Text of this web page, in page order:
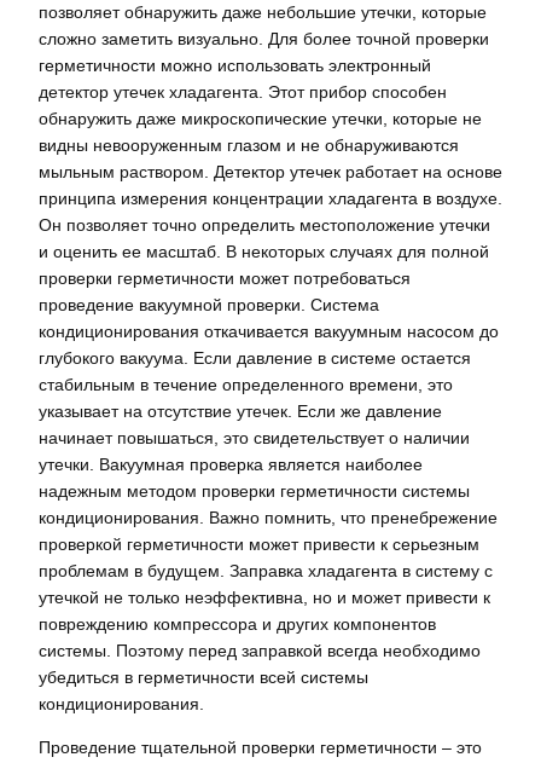
позволяет обнаружить даже небольшие утечки, которые
сложно заметить визуально. Для более точной проверки
герметичности можно использовать электронный
детектор утечек хладагента. Этот прибор способен
обнаружить даже микроскопические утечки, которые не
видны невооруженным глазом и не обнаруживаются
мыльным раствором. Детектор утечек работает на основе
принципа измерения концентрации хладагента в воздухе.
Он позволяет точно определить местоположение утечки
и оценить ее масштаб. В некоторых случаях для полной
проверки герметичности может потребоваться
проведение вакуумной проверки. Система
кондиционирования откачивается вакуумным насосом до
глубокого вакуума. Если давление в системе остается
стабильным в течение определенного времени, это
указывает на отсутствие утечек. Если же давление
начинает повышаться, это свидетельствует о наличии
утечки. Вакуумная проверка является наиболее
надежным методом проверки герметичности системы
кондиционирования. Важно помнить, что пренебрежение
проверкой герметичности может привести к серьезным
проблемам в будущем. Заправка хладагента в систему с
утечкой не только неэффективна, но и может привести к
повреждению компрессора и других компонентов
системы. Поэтому перед заправкой всегда необходимо
убедиться в герметичности всей системы
кондиционирования.
Проведение тщательной проверки герметичности – это